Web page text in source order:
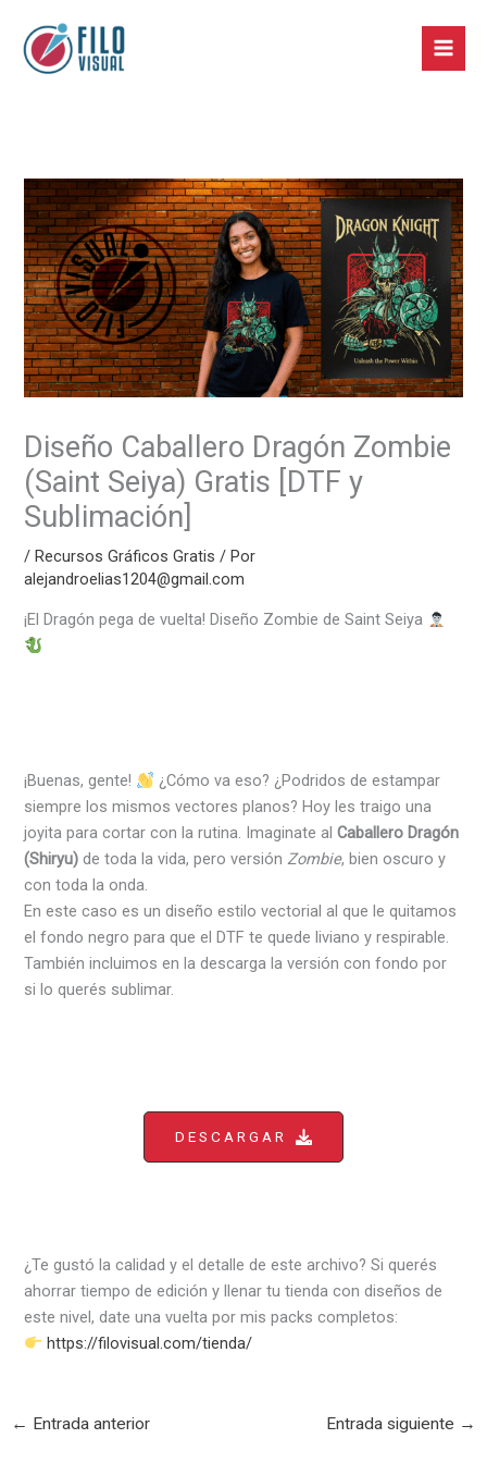
contenido
Diseño Caballero Dragón Zombie
(Saint Seiya) Gratis [DTF y
Sublimación]
/Recursos Gráficos Gratis / Por
alejandroelias1204@gmail.com
¡El Dragón pega de vuelta! Diseño Zombie de Saint Seiya
¡Buenas, gente!
¿Cómo va eso? ¿Podridos de estampar
siempre los mismos vectores planos? Hoy les traigo una
joyita para cortar con la rutina. Imaginate alCaballero Dragón
(Shiryu) de toda la vida, pero versiónZombie, bien oscuro y
con toda la onda.
En este caso es un diseño estilo vectorial al que le quitamos
el fondo negro para que el DTF te quede liviano y respirable.
También incluimos en la descarga la versión con fondo por
si lo querés sublimar.
DESCARGAR
¿Te gustó la calidad y el detalle de este archivo? Si querés
ahorrar tiempo de edición y llenar tu tienda con diseños de
este nivel, date una vuelta por mis packs completos:
https://filovisual.com/tienda/
← Entrada anterior Entrada siguiente →